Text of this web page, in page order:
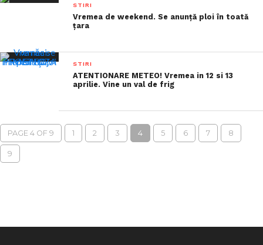
STIRI
Vremea de weekend. Se anunță ploi în toată
țara
STIRI
ATENTIONARE METEO! Vremea in 12 si 13
aprilie. Vine un val de frig
PAGE 4 OF 9 1 2 3 4 5 6 7 8
9